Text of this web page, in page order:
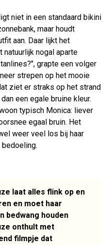
niet in een standaard bikini
maar houdt
aan. Daar lijkt het
natuurlijk nogal aparte
grapte een volger
strepen op het mooie
ziet er straks op het strand
een egale bruine kleur.
typisch Monica: liever
egaal bruin. Het
weer veel los bij haar
laat alles flink op en
en moet haar
bedwang houden
onthult met
filmpje dat